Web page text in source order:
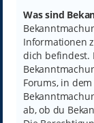
Was sind
Informationen
dich befindest.
Forums, in
ab, ob du